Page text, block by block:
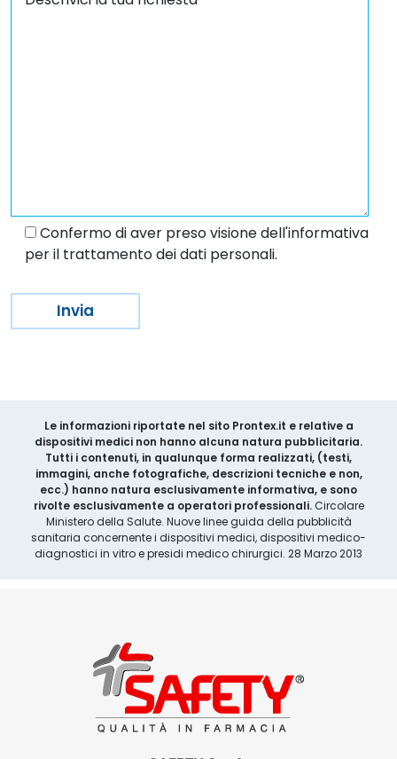
Confermo di aver preso visione dell'informativa
per il trattamento dei dati personali.
Le informazioni riportate nel sito Prontex.it e relative a
dispositivi medici non hanno alcuna natura pubblicitaria.
Tutti i contenuti, in qualunque forma realizzati, (testi,
immagini, anche fotografiche, descrizioni tecniche e non,
ecc.) hanno natura esclusivamente informativa, e sono
rivolte esclusivamente a operatori professionali.Circolare
Ministero della Salute. Nuove linee guida della pubblicità
sanitaria concernente i dispositivi medici, dispositivi medico-
diagnostici in vitro e presidi medico chirurgici. 28 Marzo 2013